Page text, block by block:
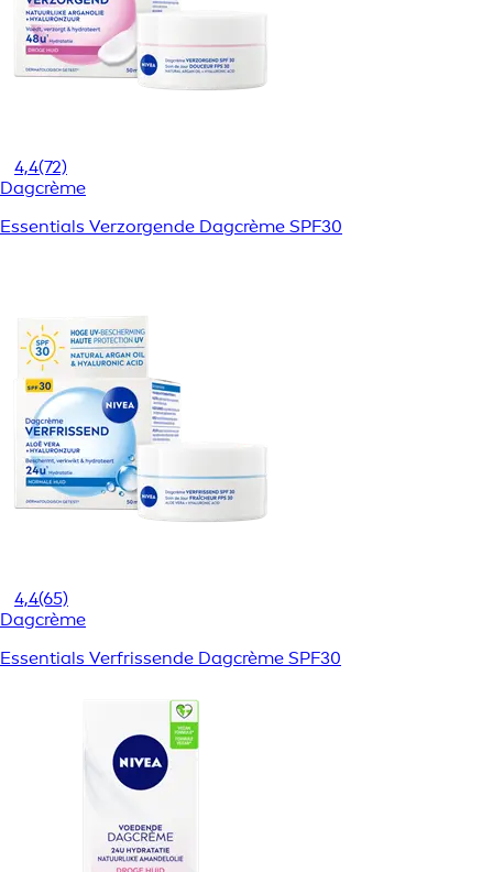
4,4(72)
Dagcrème
Essentials Verzorgende Dagcrème SPF30
4,4(65)
Dagcrème
Essentials Verfrissende Dagcrème SPF30